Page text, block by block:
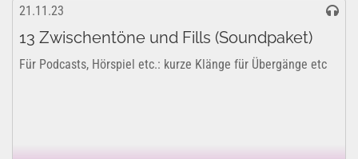
21.11.23
13 Zwischentöne und Fills (Soundpaket)
Für Podcasts, Hörspiel etc.: kurze Klänge für Übergänge etc